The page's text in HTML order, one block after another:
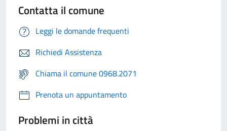
Contatta il comune
Leggi le domande frequenti
Richiedi Assistenza
Chiama il comune 0968.2071
Prenota un appuntamento
Problemi in città